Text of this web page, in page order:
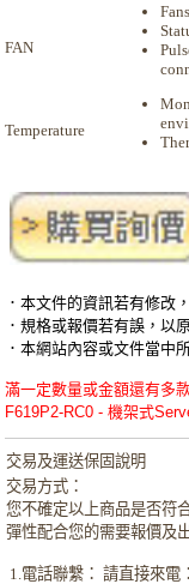
FAN
Temperature
．本文件的資訊若有修改
．規格或報價若有誤，以
．本網站內容或文件當中
滿一定數量或金額還有多
F619P2-RC0 - 機架式
交易及運送保固說明
交易方式：
您不確定以上商品是否符
彈性配合您的需要報價及
1.電話聯繫： 請直接來電